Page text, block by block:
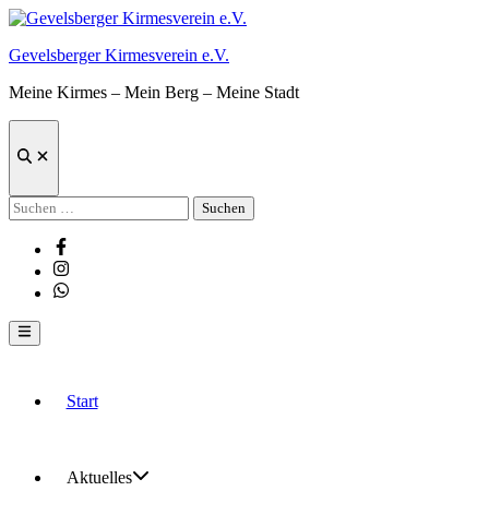
Zum
springen
Gevelsberger Kirmesverein e.V.
Meine Kirmes – Mein Berg – Meine Stadt
Suche
Suchen
nach:
Facebook
Instagram
Whatsapp
Hauptmenü
Start
Aktuelles